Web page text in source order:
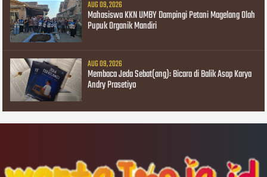
AUG 09, 2026
Mahasiswa KKN UMBY Dampingi Petani Magelang Olah
Pupuk Organik Mandiri
AUG 09, 2026
Membaca Jeda Sebat(ang): Bicara di Balik Asap Karya
Andry Prasetiyo